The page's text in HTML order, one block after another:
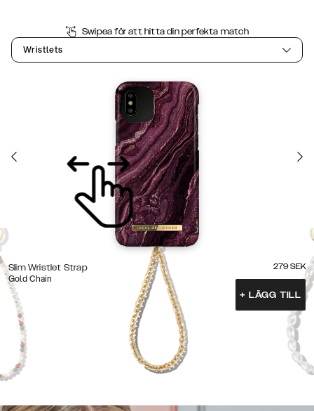
Swipea för att hitta din perfekta match
Wristlets
Slim Wristlet Strap
Gold Chain
279 SEK
+ LÄGG TILL